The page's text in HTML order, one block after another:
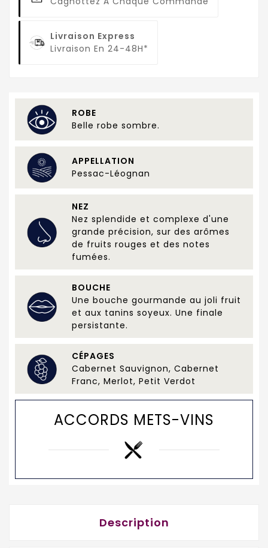
Livraison Express
Livraison En 24-48H*
ROBE
Belle robe sombre.
APPELLATION
Pessac-Léognan
NEZ
Nez splendide et complexe d'une
grande précision, sur des arômes
de fruits rouges et des notes
fumées.
BOUCHE
Une bouche gourmande au joli fruit
et aux tanins soyeux. Une finale
persistante.
CÉPAGES
Cabernet Sauvignon, Cabernet
Franc, Merlot, Petit Verdot
ACCORDS METS-VINS
Description